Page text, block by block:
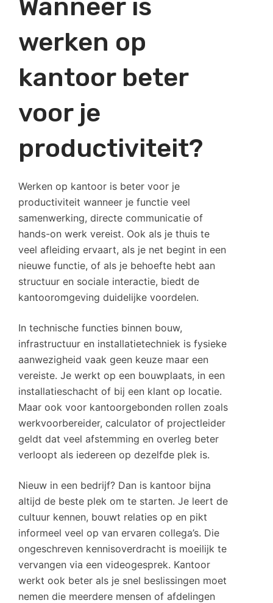
Wanneer is
werken op
kantoor beter
voor je
productiviteit?
Werken op kantoor is beter voor je
productiviteit wanneer je functie veel
samenwerking, directe communicatie of
hands-on werk vereist. Ook als je thuis te
veel afleiding ervaart, als je net begint in een
nieuwe functie, of als je behoefte hebt aan
structuur en sociale interactie, biedt de
kantooromgeving duidelijke voordelen.
In technische functies binnen bouw,
infrastructuur en installatietechniek is fysieke
aanwezigheid vaak geen keuze maar een
vereiste. Je werkt op een bouwplaats, in een
installatieschacht of bij een klant op locatie.
Maar ook voor kantoorgebonden rollen zoals
werkvoorbereider, calculator of projectleider
geldt dat veel afstemming en overleg beter
verloopt als iedereen op dezelfde plek is.
Nieuw in een bedrijf? Dan is kantoor bijna
altijd de beste plek om te starten. Je leert de
cultuur kennen, bouwt relaties op en pikt
informeel veel op van ervaren collega’s. Die
ongeschreven kennisoverdracht is moeilijk te
vervangen via een videogesprek. Kantoor
werkt ook beter als je snel beslissingen moet
nemen die meerdere mensen of afdelingen